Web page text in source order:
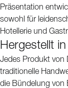
Präsentation
sowohl für
Hotellerie und
Hergestellt in
Jedes Produkt von
traditionelle
die Bündelung von